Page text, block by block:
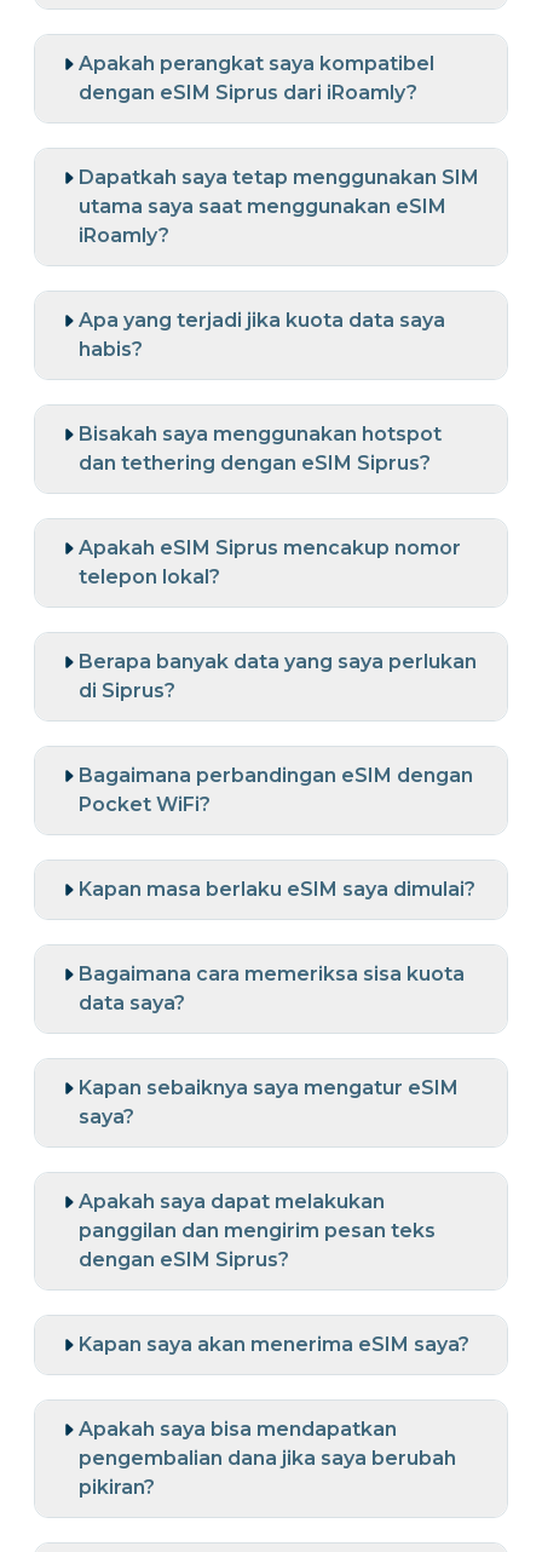
Apakah perangkat saya kompatibel
dengan eSIM Siprus dari iRoamly?
Dapatkah saya tetap menggunakan SIM
utama saya saat menggunakan eSIM
iRoamly?
Apa yang terjadi jika kuota data saya
habis?
Bisakah saya menggunakan hotspot
dan tethering dengan eSIM Siprus?
Apakah eSIM Siprus mencakup nomor
telepon lokal?
Berapa banyak data yang saya perlukan
di Siprus?
Bagaimana perbandingan eSIM dengan
Pocket WiFi?
Kapan masa berlaku eSIM saya dimulai?
Bagaimana cara memeriksa sisa kuota
data saya?
Kapan sebaiknya saya mengatur eSIM
saya?
Apakah saya dapat melakukan
panggilan dan mengirim pesan teks
dengan eSIM Siprus?
Kapan saya akan menerima eSIM saya?
Apakah saya bisa mendapatkan
pengembalian dana jika saya berubah
pikiran?